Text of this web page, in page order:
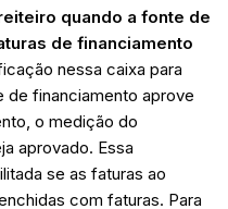
quando a fonte de
de financiamento
nessa caixa para
de financiamento aprove
o medição do
aprovado. Essa
se as faturas ao
com faturas. Para